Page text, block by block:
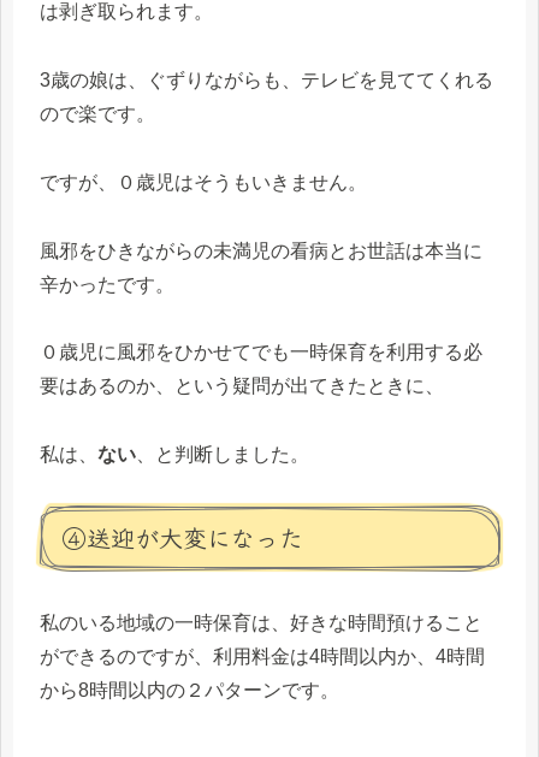
は剥ぎ取られます。
3歳の娘は、ぐずりながらも、テレビを見ててくれる
ので楽です。
ですが、０歳児はそうもいきません。
風邪をひきながらの未満児の看病とお世話は本当に
辛かったです。
０歳児に風邪をひかせてでも一時保育を利用する必
要はあるのか、という疑問が出てきたときに、
私は、 ない 、と判断しました。
④送迎が大変になった
私のいる地域の一時保育は、好きな時間預けること
ができるのですが、利用料金は4時間以内か、4時間
から8時間以内の２パターンです。